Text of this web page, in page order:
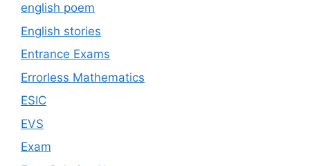
english poem
English stories
Entrance Exams
Errorless Mathematics
ESIC
EVS
Exam